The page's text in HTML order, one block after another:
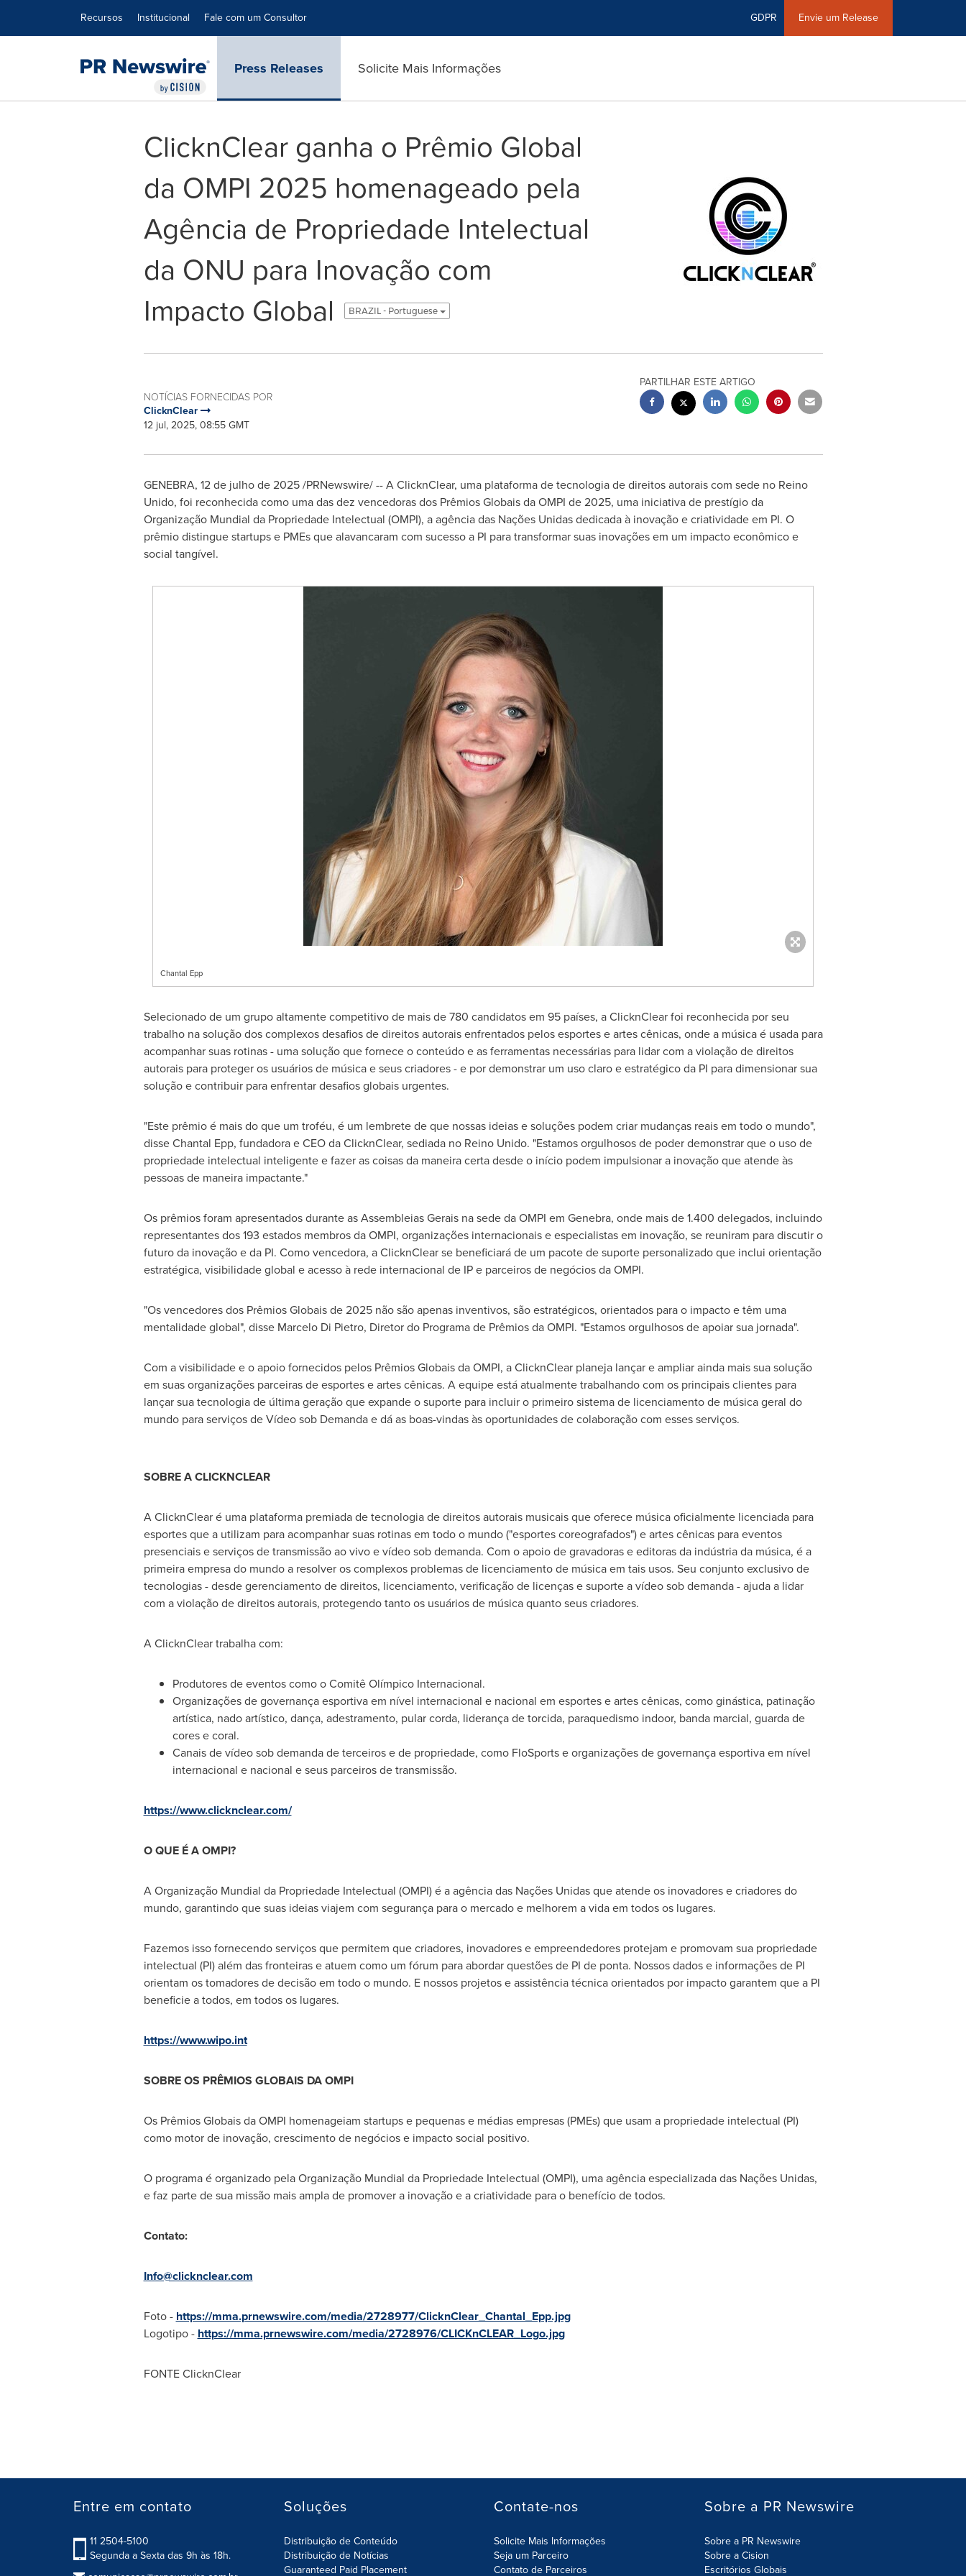
Recursos Institucional Fale com um Consultor GDPR Envie um Release
Press Releases Solicite Mais Informações
ClicknClear ganha o Prêmio Global
da OMPI 2025 homenageado pela
Agência de Propriedade Intelectual
da ONU para Inovação com
Impacto Global
BRAZIL - Portuguese
NOTÍCIAS FORNECIDAS POR
ClicknClear
12 jul, 2025, 08:55 GMT
PARTILHAR ESTE ARTIGO
GENEBRA, 12 de julho de 2025/PRNewswire/ -- A ClicknClear, uma plataforma de tecnologia de direitos autorais com sede no Reino
Unido, foi reconhecida como uma das dez vencedoras dos Prêmios Globais da OMPI de 2025, uma iniciativa de prestígio da
Organização Mundial da Propriedade Intelectual (OMPI), a agência das Nações Unidas dedicada à inovação e criatividade em PI. O
prêmio distingue startups e PMEs que alavancaram com sucesso a PI para transformar suas inovações em um impacto econômico e
social tangível.
Chantal Epp
Selecionado de um grupo altamente competitivo de mais de 780 candidatos em 95 países, a ClicknClear foi reconhecida por seu
trabalho na solução dos complexos desafios de direitos autorais enfrentados pelos esportes e artes cênicas, onde a música é usada para
acompanhar suas rotinas - uma solução que fornece o conteúdo e as ferramentas necessárias para lidar com a violação de direitos
autorais para proteger os usuários de música e seus criadores - e por demonstrar um uso claro e estratégico da PI para dimensionar sua
solução e contribuir para enfrentar desafios globais urgentes.
"Este prêmio é mais do que um troféu, é um lembrete de que nossas ideias e soluções podem criar mudanças reais em todo o mundo",
disseChantal Epp, fundadora e CEO da ClicknClear, sediada no Reino Unido. "Estamos orgulhosos de poder demonstrar que o uso de
propriedade intelectual inteligente e fazer as coisas da maneira certa desde o início podem impulsionar a inovação que atende às
pessoas de maneira impactante."
Os prêmios foram apresentados durante as Assembleias Gerais na sede da OMPI em Genebra, onde mais de 1.400 delegados, incluindo
representantes dos 193 estados membros da OMPI, organizações internacionais e especialistas em inovação, se reuniram para discutir o
futuro da inovação e da PI. Como vencedora, a ClicknClear se beneficiará de um pacote de suporte personalizado que inclui orientação
estratégica, visibilidade global e acesso à rede internacional de IP e parceiros de negócios da OMPI.
"Os vencedores dos Prêmios Globais de 2025 não são apenas inventivos, são estratégicos, orientados para o impacto e têm uma
mentalidade global", disse Marcelo Di Pietro, Diretor do Programa de Prêmios da OMPI. "Estamos orgulhosos de apoiar sua jornada".
Com a visibilidade e o apoio fornecidos pelos Prêmios Globais da OMPI, a ClicknClear planeja lançar e ampliar ainda mais sua solução
em suas organizações parceiras de esportes e artes cênicas. A equipe está atualmente trabalhando com os principais clientes para
lançar sua tecnologia de última geração que expande o suporte para incluir o primeiro sistema de licenciamento de música geral do
mundo para serviços de Vídeo sob Demanda e dá as boas-vindas às oportunidades de colaboração com esses serviços.
SOBRE A CLICKNCLEAR
A ClicknClear é uma plataforma premiada de tecnologia de direitos autorais musicais que oferece música oficialmente licenciada para
esportes que a utilizam para acompanhar suas rotinas em todo o mundo ("esportes coreografados") e artes cênicas para eventos
presenciais e serviços de transmissão ao vivo e vídeo sob demanda. Com o apoio de gravadoras e editoras da indústria da música, é a
primeira empresa do mundo a resolver os complexos problemas de licenciamento de música em tais usos. Seu conjunto exclusivo de
tecnologias - desde gerenciamento de direitos, licenciamento, verificação de licenças e suporte a vídeo sob demanda - ajuda a lidar
com a violação de direitos autorais, protegendo tanto os usuários de música quanto seus criadores.
A ClicknClear trabalha com:
Produtores de eventos como o Comitê Olímpico Internacional.
Organizações de governança esportiva em nível internacional e nacional em esportes e artes cênicas, como ginástica, patinação
artística, nado artístico, dança, adestramento, pular corda, liderança de torcida, paraquedismo indoor, banda marcial, guarda de
cores e coral.
Canais de vídeo sob demanda de terceiros e de propriedade, como FloSports e organizações de governança esportiva em nível
internacional e nacional e seus parceiros de transmissão.
https://www.clicknclear.com/
O QUE É A OMPI?
A Organização Mundial da Propriedade Intelectual (OMPI) é a agência das Nações Unidas que atende os inovadores e criadores do
mundo, garantindo que suas ideias viajem com segurança para o mercado e melhorem a vida em todos os lugares.
Fazemos isso fornecendo serviços que permitem que criadores, inovadores e empreendedores protejam e promovam sua propriedade
intelectual (PI) além das fronteiras e atuem como um fórum para abordar questões de PI de ponta. Nossos dados e informações de PI
orientam os tomadores de decisão em todo o mundo. E nossos projetos e assistência técnica orientados por impacto garantem que a PI
beneficie a todos, em todos os lugares.
https://www.wipo.int
SOBRE OS PRÊMIOS GLOBAIS DA OMPI
Os Prêmios Globais da OMPI homenageiam startups e pequenas e médias empresas (PMEs) que usam a propriedade intelectual (PI)
como motor de inovação, crescimento de negócios e impacto social positivo.
O programa é organizado pela Organização Mundial da Propriedade Intelectual (OMPI), uma agência especializada das Nações Unidas,
e faz parte de sua missão mais ampla de promover a inovação e a criatividade para o benefício de todos.
Contato:
Info@clicknclear.com
Foto - https://mma.prnewswire.com/media/2728977/ClicknClear_Chantal_Epp.jpg
Logotipo - https://mma.prnewswire.com/media/2728976/CLICKnCLEAR_Logo.jpg
FONTE ClicknClear
Entre em contato
11 2504-5100
Segunda a Sexta das 9h às 18h.
Soluções
Distribuição de Conteúdo
Distribuição de Notícias
Guaranteed Paid Placement
Contate-nos
Solicite Mais Informações
Seja um Parceiro
Contato de Parceiros
Sobre a PR Newswire
Sobre a PR Newswire
Sobre a Cision
Escritórios Globais